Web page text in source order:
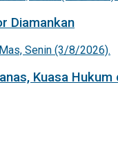
Diamankan
Kuasa